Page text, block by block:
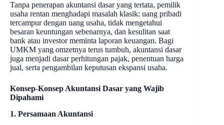
Tanpa penerapan akuntansi dasar yang tertata, pemilik
usaha rentan menghadapi masalah klasik: uang pribadi
tercampur dengan uang usaha, tidak mengetahui
besaran keuntungan sebenarnya, dan kesulitan saat
bank atau investor meminta laporan keuangan. Bagi
UMKM yang omzetnya terus tumbuh, akuntansi dasar
juga menjadi dasar perhitungan pajak, penentuan harga
jual, serta pengambilan keputusan ekspansi usaha.
Konsep-Konsep Akuntansi Dasar yang Wajib
Dipahami
1. Persamaan Akuntansi